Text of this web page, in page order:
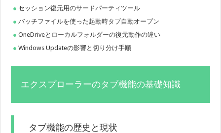
セッション復元用のサードパーティツール
バッチファイルを使った起動時タブ自動オープン
OneDriveとローカルフォルダーの復元動作の違い
Windows Updateの影響と切り分け手順
エクスプローラーのタブ機能の基礎知識
タブ機能の歴史と現状